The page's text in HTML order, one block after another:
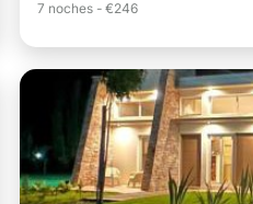
7 noches - €246